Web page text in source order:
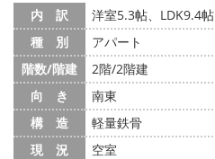
内 訳
洋室5.3帖、LDK9.4帖
種 別
アパート
階数/階建
2階/2階建
向 き
南東
構 造
軽量鉄骨
現 況
空室